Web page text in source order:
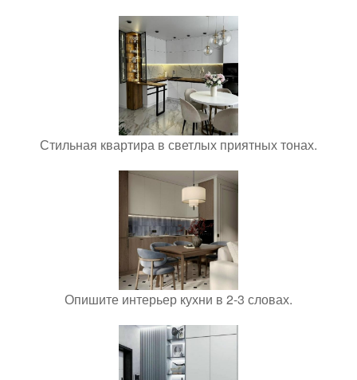
Стильная квартира в светлых приятных тонах.
Опишите интерьер кухни в 2-3 словах.